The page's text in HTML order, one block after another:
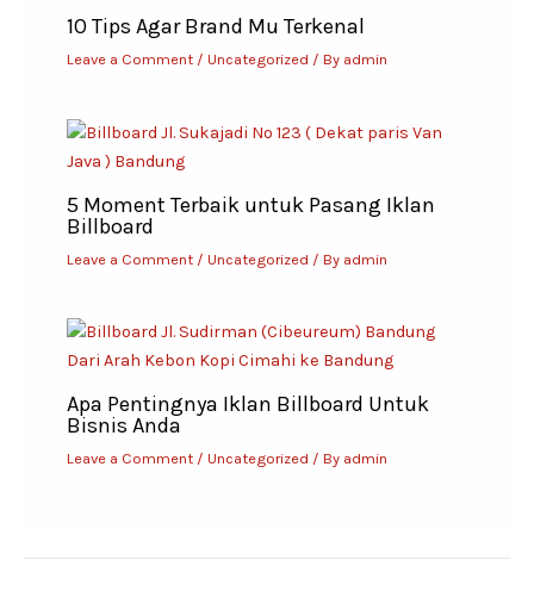
10 Tips Agar Brand Mu Terkenal
Leave a Comment / Uncategorized / By admin
5 Moment Terbaik untuk Pasang Iklan
Billboard
Leave a Comment / Uncategorized / By admin
Apa Pentingnya Iklan Billboard Untuk
Bisnis Anda
Leave a Comment / Uncategorized / By admin